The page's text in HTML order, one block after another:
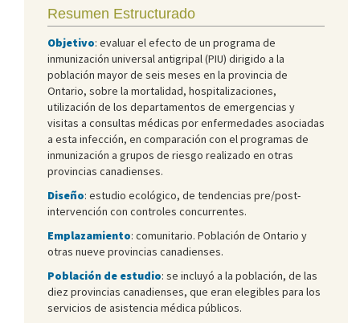
Resumen Estructurado
Objetivo: evaluar el efecto de un programa de
inmunización universal antigripal (PIU) dirigido a la
población mayor de seis meses en la provincia de
Ontario, sobre la mortalidad, hospitalizaciones,
utilización de los departamentos de emergencias y
visitas a consultas médicas por enfermedades asociadas
a esta infección, en comparación con el programas de
inmunización a grupos de riesgo realizado en otras
provincias canadienses.
Diseño: estudio ecológico, de tendencias pre/post-
intervención con controles concurrentes.
Emplazamiento: comunitario. Población de Ontario y
otras nueve provincias canadienses.
Población de estudio: se incluyó a la población, de las
diez provincias canadienses, que eran elegibles para los
servicios de asistencia médica públicos.